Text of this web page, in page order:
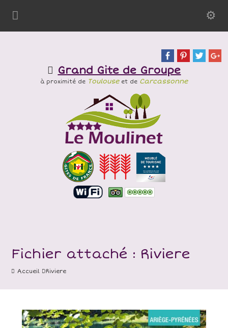
Grand Gite de Groupe
à proximité de Toulouseet de Carcassonne
Fichier attaché : Riviere
Accueil Riviere